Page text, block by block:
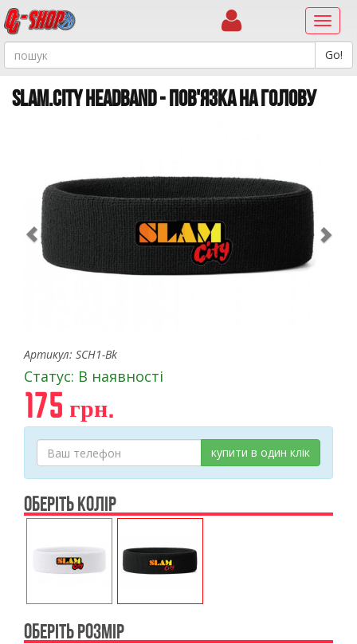
SLAM.CITY HEADBAND - ПОВ'ЯЗКА НА ГОЛОВУ
Артикул: SCH1-Bk
Статус: В наявності
175 грн.
купити в один клік
ОБЕРІТЬ КОЛІР
ОБЕРІТЬ РОЗМІР